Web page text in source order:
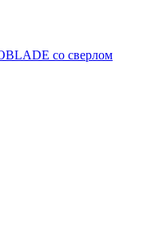
со сверлом